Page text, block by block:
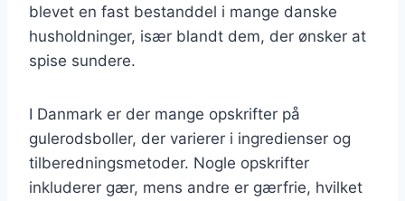
blevet en fast bestanddel i mange danske
husholdninger, især blandt dem, der ønsker at
spise sundere.
I Danmark er der mange opskrifter på
gulerodsboller, der varierer i ingredienser og
tilberedningsmetoder. Nogle opskrifter
inkluderer gær, mens andre er gærfrie, hvilket